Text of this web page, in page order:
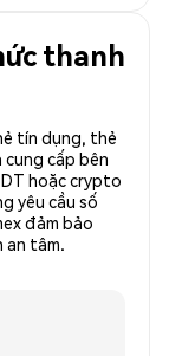
thanh
tín dụng, thẻ
cung cấp bên
hoặc crypto
yêu cầu số
đảm bảo
an tâm.